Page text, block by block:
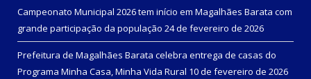
Campeonato Municipal 2026 tem início em Magalhães Barata com
grande participação da população 24 de fevereiro de 2026
Prefeitura de Magalhães Barata celebra entrega de casas do
Programa Minha Casa, Minha Vida Rural 10 de fevereiro de 2026